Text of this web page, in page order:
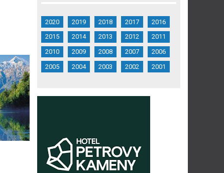
2020 2019 2018 2017
2016
2015
2014 2013 2012
2011
2010
2009 2008 2007
2006
2005
2004 2003 2002 2001